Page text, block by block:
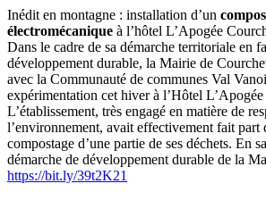
Inédit en montagne : installation d’un
électromécanique à l’hôtel L’Apogée
Dans le cadre de sa démarche territoriale en
développement durable, la Mairie de
avec la Communauté de communes Val
expérimentation cet hiver à l’Hôtel
L’établissement, très engagé en matière de
l’environnement, avait effectivement fait part
compostage d’une partie de ses déchets. En
démarche de développement durable de la
https://bit.ly/39t2K21